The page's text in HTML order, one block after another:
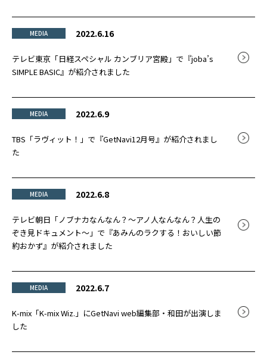
MEDIA 2022.6.16
テレビ東京「日経スペシャル カンブリア宮殿」で『joba’s
SIMPLE BASIC』が紹介されました
MEDIA 2022.6.9
TBS「ラヴィット！」で『GetNavi12月号』が紹介されまし
た
MEDIA 2022.6.8
テレビ朝日「ノブナカなんなん？～アノ人なんなん？人生の
ぞき見ドキュメント～」で『あみんのラクする！おいしい節
約おかず』が紹介されました
MEDIA 2022.6.7
K-mix「K-mix Wiz.」にGetNavi web編集部・和田が出演しま
した